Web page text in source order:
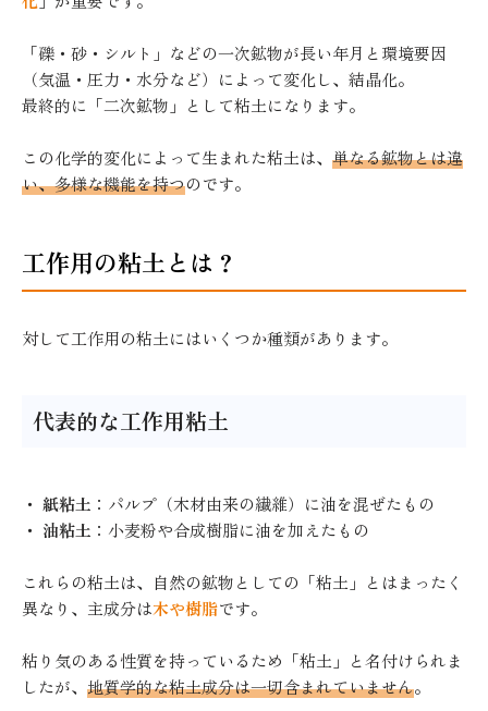
「礫・砂・シルト」などの一次鉱物が長い年月と環境要因
（気温・圧力・水分など）によって変化し、結晶化。
最終的に「二次鉱物」として粘土になります。
この化学的変化によって生まれた粘土は、 単なる鉱物とは違
い、多様な機能を持つのです。
工作用の粘土とは？
対して工作用の粘土にはいくつか種類があります。
代表的な工作用粘土
・ 紙粘土 ：パルプ（木材由来の繊維）に油を混ぜたもの
・ 油粘土 ：小麦粉や合成樹脂に油を加えたもの
これらの粘土は、自然の鉱物としての「粘土」とはまったく
異なり、主成分は木や樹脂です。
粘り気のある性質を持っているため「粘土」と名付けられま
したが、 地質学的な粘土成分は一切含まれていません。